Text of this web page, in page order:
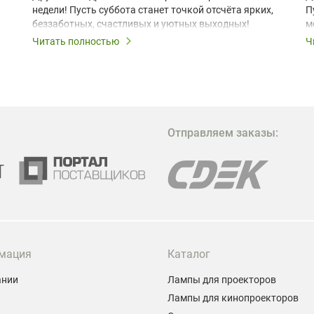
недели! Пусть суббота станет точкой отсчёта ярких,
беззаботных, счастливых и уютных выходных!
Читать полностью
Отправляем заказы:
Каталог
Лампы для проекторов
Лампы для кинопроекторов